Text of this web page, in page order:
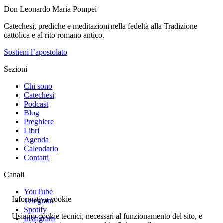
11,40 €
Tutti i libri
Informativa cookie
Usiamo cookie tecnici, necessari al funzionamento del sito, e